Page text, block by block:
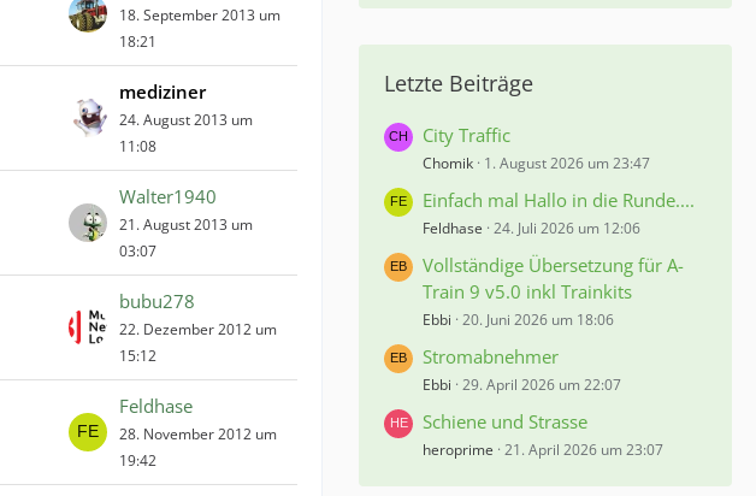
18. September 2013 um
18:21
mediziner
24. August 2013 um
11:08
Walter1940
21. August 2013 um
03:07
bubu278
22. Dezember 2012 um
15:12
Feldhase
28. November 2012 um
19:42
Letzte Beiträge
City Traffic
Chomik 1. August 2026 um 23:47
Einfach mal Hallo in die Runde....
Feldhase 24. Juli 2026 um 12:06
Vollständige Übersetzung für A-
Train 9 v5.0 inkl Trainkits
Ebbi 20. Juni 2026 um 18:06
Stromabnehmer
Ebbi 29. April 2026 um 22:07
Schiene und Strasse
heroprime 21. April 2026 um 23:07